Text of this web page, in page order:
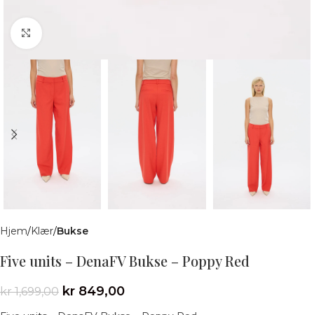
Hjem Klær Bukse
Five units – DenaFV Bukse – Poppy Red
kr1,699,00 kr 849,00